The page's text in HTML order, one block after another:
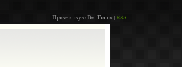
Приветствую ВасГость|RSS